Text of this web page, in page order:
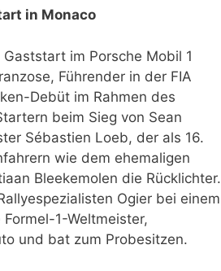
in Monaco
im Porsche Mobil 1
Führender in der FIA
Debüt im Rahmen des
beim Sieg von Sean
Sébastien Loeb, der als 16.
wie dem ehemaligen
Bleekemolen die Rücklichter.
Ogier bei einem
1-Weltmeister,
und bat zum Probesitzen.